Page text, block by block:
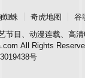
蜘蛛 奇虎地图 谷
节目、动漫连载、高
All Rights
号